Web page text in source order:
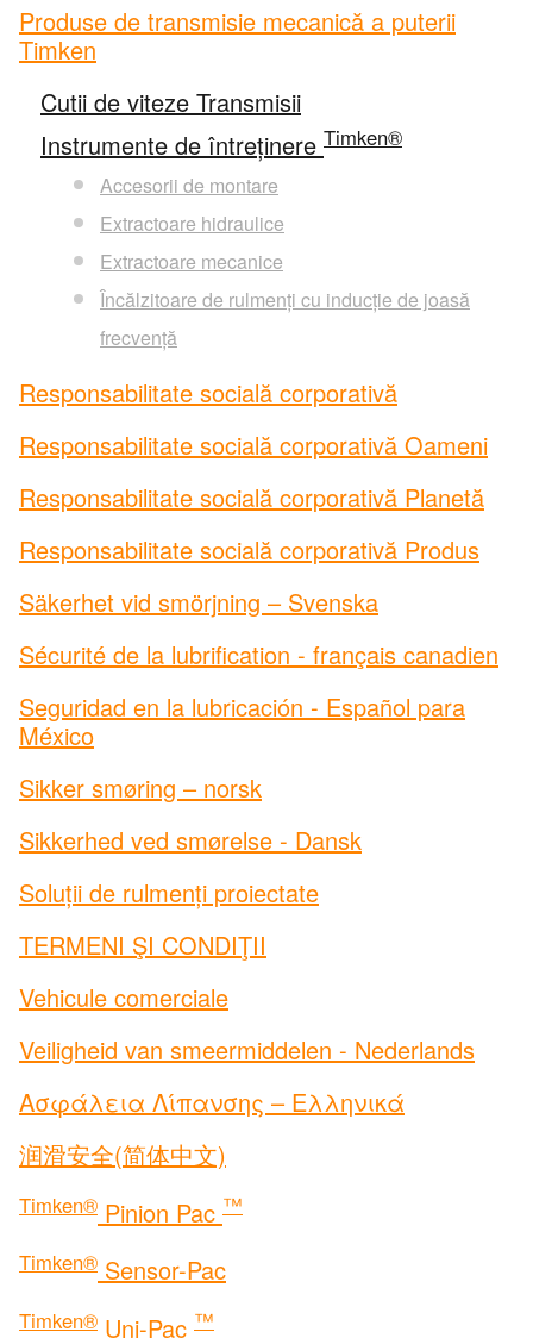
LoveJoy
Diamond
SPINEA®
PT Tech®
Lagersmit
Torsion Control™
Des-Case®
Inovație
Cariere
Locaţii
Utilaje tehnice
Produse de transmisie mecanică a puterii
Timken
Cutii de viteze Transmisii
Instrumente de întreținere Timken®
Accesorii de montare
Extractoare hidraulice
Extractoare mecanice
Încălzitoare de rulmenți cu inducție de joasă
frecvență
Responsabilitate socială corporativă
Responsabilitate socială corporativă Oameni
Responsabilitate socială corporativă Planetă
Responsabilitate socială corporativă Produs
Säkerhet vid smörjning – Svenska
Sécurité de la lubrification - français canadien
Seguridad en la lubricación - Español para
México
Sikker smøring – norsk
Sikkerhed ved smørelse - Dansk
Soluții de rulmenți proiectate
TERMENI ŞI CONDIŢII
Vehicule comerciale
Veiligheid van smeermiddelen - Nederlands
Ασφάλεια Λίπανσης – Ελληνικά
润滑安全(简体中文)
Timken® Pinion Pac ™
Timken® Sensor-Pac
Timken® Uni-Pac ™